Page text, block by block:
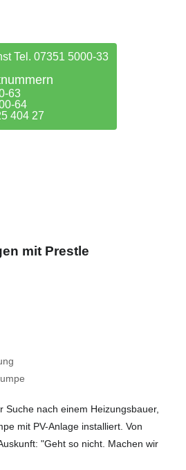
Tel. 07351 5000-33
63
64
404 27
mit Prestle
Suche nach einem Heizungsbauer,
mit PV-Anlage installiert. Von
"Geht so nicht. Machen wir